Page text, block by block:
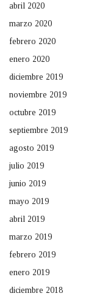
abril 2020
marzo 2020
febrero 2020
enero 2020
diciembre 2019
noviembre 2019
octubre 2019
septiembre 2019
agosto 2019
julio 2019
junio 2019
mayo 2019
abril 2019
marzo 2019
febrero 2019
enero 2019
diciembre 2018